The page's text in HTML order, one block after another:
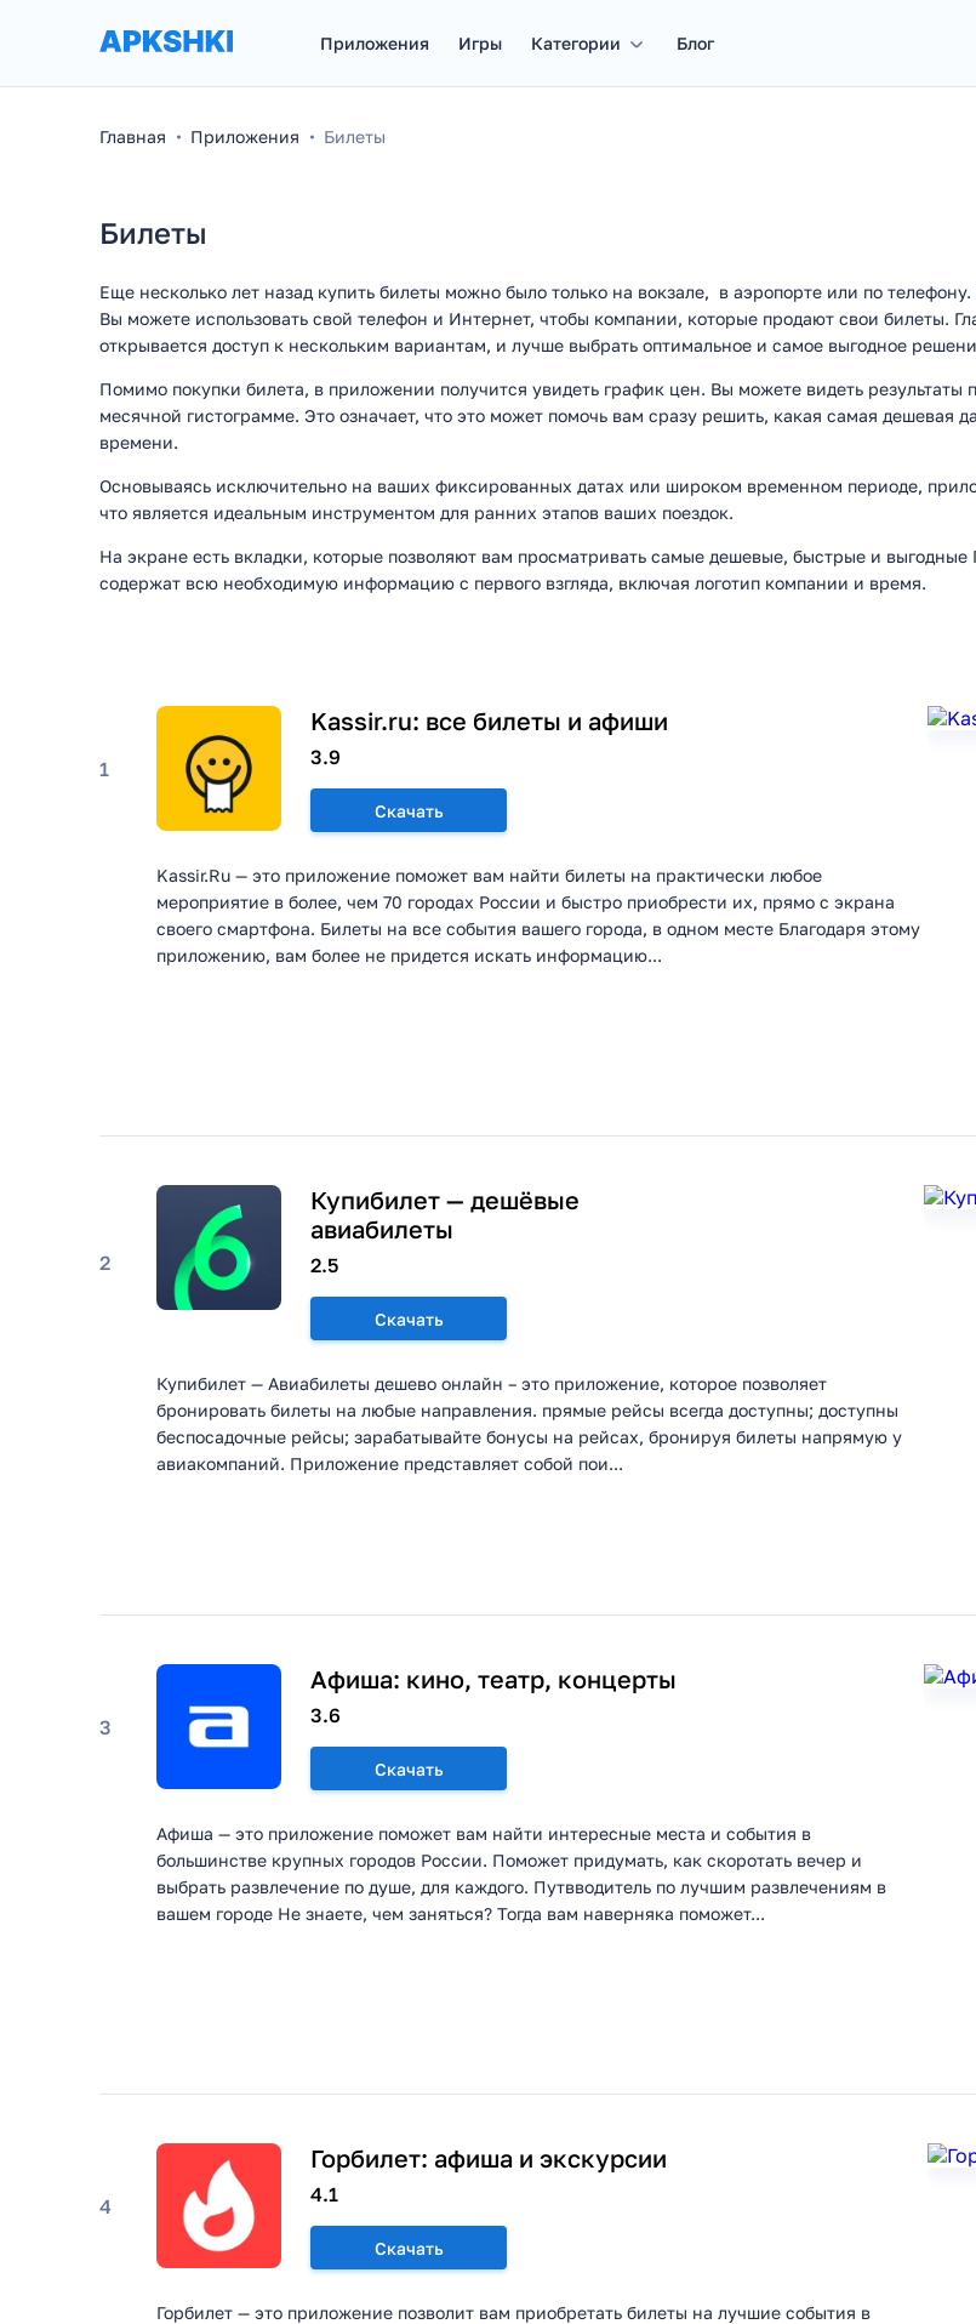
Приложения Игры Категории Блог
Главная Приложения Билеты
Билеты
Еще несколько лет назад купить билеты можно было только на вокзале, в аэропорте или по
Вы можете использовать свой телефон и Интернет, чтобы компании, которые продают свои билеты.
открывается доступ к нескольким вариантам, и лучше выбрать оптимальное и самое выгодное
Помимо покупки билета, в приложении получится увидеть график цен. Вы можете видеть результаты
месячной гистограмме. Это означает, что это может помочь вам сразу решить, какая самая дешевая
времени.
Основываясь исключительно на ваших фиксированных датах или широком временном периоде,
что является идеальным инструментом для ранних этапов ваших поездок.
На экране есть вкладки, которые позволяют вам просматривать самые дешевые, быстрые и
содержат всю необходимую информацию с первого взгляда, включая логотип компании и время.
1
Kassir.ru: все билеты и афиши
3.9
Скачать
Kassir.Ru — это приложение поможет вам найти билеты на практически любое
мероприятие в более, чем 70 городах России и быстро приобрести их, прямо с экрана
своего смартфона. Билеты на все события вашего города, в одном месте Благодаря этому
приложению, вам более не придется искать информацию...
2
Купибилет — дешёвые
авиабилеты
2.5
Скачать
Купибилет — Авиабилеты дешево онлайн – это приложение, которое позволяет
бронировать билеты на любые направления. прямые рейсы всегда доступны; доступны
беспосадочные рейсы; зарабатывайте бонусы на рейсах, бронируя билеты напрямую у
авиакомпаний. Приложение представляет собой пои...
3
Афиша: кино, театр, концерты
3.6
Скачать
Афиша — это приложение поможет вам найти интересные места и события в
большинстве крупных городов России. Поможет придумать, как скоротать вечер и
выбрать развлечение по душе, для каждого. Путвводитель по лучшим развлечениям в
вашем городе Не знаете, чем заняться? Тогда вам наверняка поможет...
4
Горбилет: афиша и экскурсии
4.1
Скачать
Горбилет — это приложение позволит вам приобретать билеты на лучшие события в